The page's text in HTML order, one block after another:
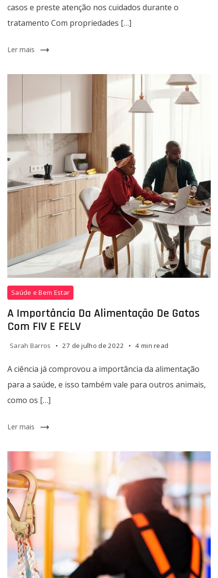
casos e preste atenção nos cuidados durante o
tratamento Com propriedades […]
Ler mais
Saúde e Bem Estar
A Importância Da Alimentação De Gatos
Com FIV E FELV
Sarah Barros 27 de julho de 2022 4 min read
A ciência já comprovou a importância da alimentação
para a saúde, e isso também vale para outros animais,
como os […]
Ler mais